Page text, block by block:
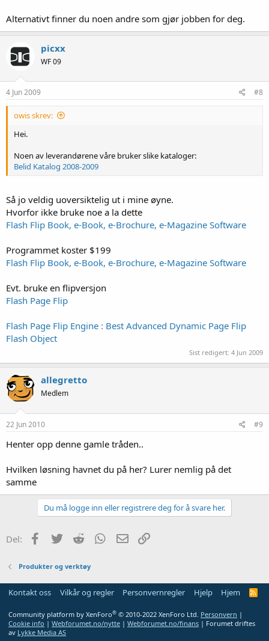
Alternativt finner du noen andre som gjør jobben for deg.
picxx
WF 09
4 Jun 2009 #8
owis skrev:
Hei.
Noen av leverandørene våre bruker slike kataloger:
Belid Katalog 2008-2009
Så jo veldig uoversiktelig ut i mine øyne.
Hvorfor ikke bruke noe a la dette
Flash Flip Book, e-Book, e-Brochure, e-Magazine Software
Programmet koster $199
Flash Flip Book, e-Book, e-Brochure, e-Magazine Software
Evt. bruke en flipversjon
Flash Page Flip
Flash Page Flip Engine : Best Advanced Dynamic Page Flip
Flash Object
Sist redigert: 4 Jun 2009
allegretto
Medlem
22 Jun 2010 #9
Henter opp denne gamle tråden..
Hvilken løsning havnet du på her? Lurer nemlig på det
samme
Du må logge inn eller registrere deg for å svare her.
Del: Facebook
Twitter Reddit WhatsApp
E-post
Produkter og verktøy
Kontakt oss Vilkår og regler Personvernregler Hjelp Hjem
R
Community platform by XenForo® © 2010-2022 XenForo Ltd. Personvern |
Cookie info | Webforumet.no/nytte | Webforumet.no/finans | Forumet driftes
av Lykke Media AS